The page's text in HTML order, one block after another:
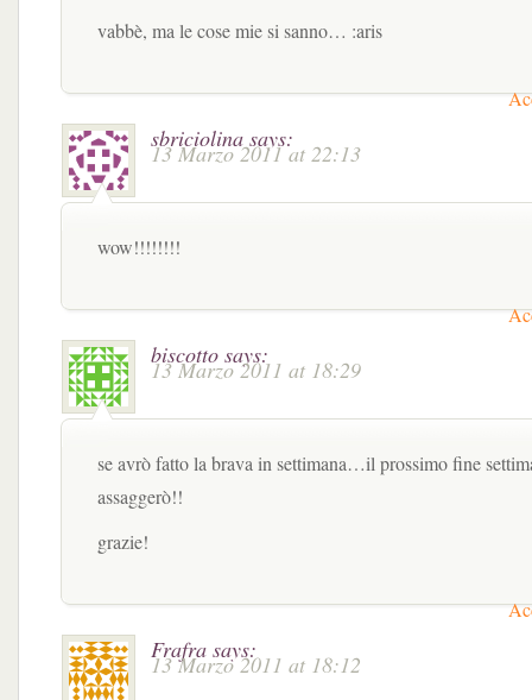
vabbè, ma le cose mie si sanno… :aris
sbriciolina says:
13 Marzo 2011 at 22:13
wow!!!!!!!!
biscotto says:
13 Marzo 2011 at 18:29
se avrò fatto la brava in settimana…il prossimo fine
assaggerò!!
grazie!
Frafra says:
13 Marzo 2011 at 18:12